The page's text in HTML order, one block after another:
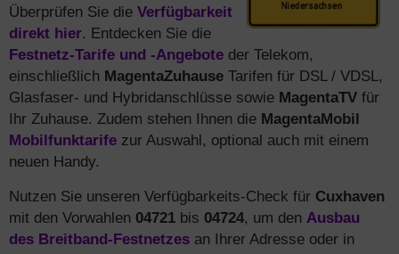
Überprüfen Sie die Verfügbarkeit
direkt hier. Entdecken Sie die
Festnetz-Tarife und -Angebote der Telekom,
einschließlich MagentaZuhause Tarifen für DSL / VDSL,
Glasfaser- und Hybridanschlüsse sowie MagentaTV für
Ihr Zuhause. Zudem stehen Ihnen die MagentaMobil
Mobilfunktarife zur Auswahl, optional auch mit einem
neuen Handy.
Nutzen Sie unseren Verfügbarkeits-Check für Cuxhaven
mit den Vorwahlen 04721 bis 04724, um den Ausbau
des Breitband-Festnetzes an Ihrer Adresse oder in